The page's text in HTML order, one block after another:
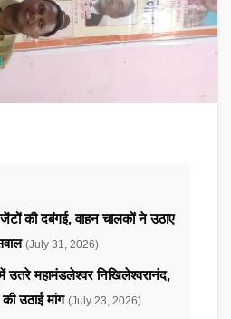
की दबंगई, वाहन चालकों ने उठाए
(July 31, 2026)
उतरे महामंडलेश्वर निखिलेश्वरानंद,
उठाई मांग (July 23, 2026)